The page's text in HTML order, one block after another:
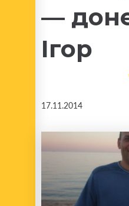
—
Ігор
17.11.2014